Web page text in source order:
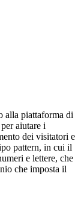
alla piattaforma di
aiutare i
dei visitatori e
pattern, in cui il
e lettere, che
che imposta il